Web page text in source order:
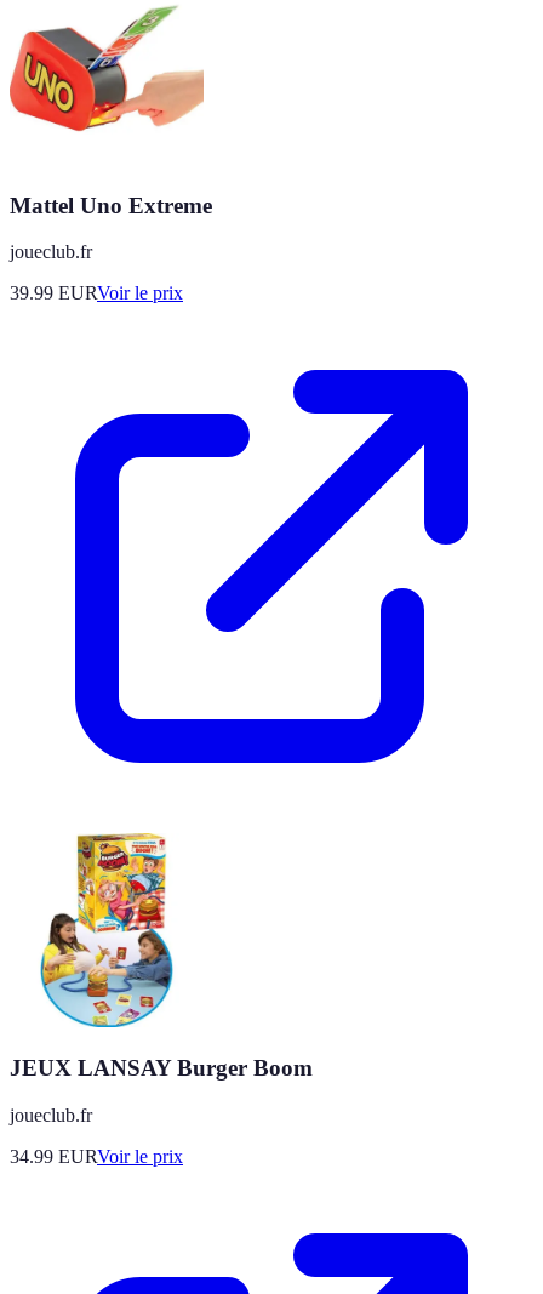
Mattel Uno Extreme
joueclub.fr
39.99 EURVoir le prix
JEUX LANSAY Burger Boom
joueclub.fr
34.99 EURVoir le prix